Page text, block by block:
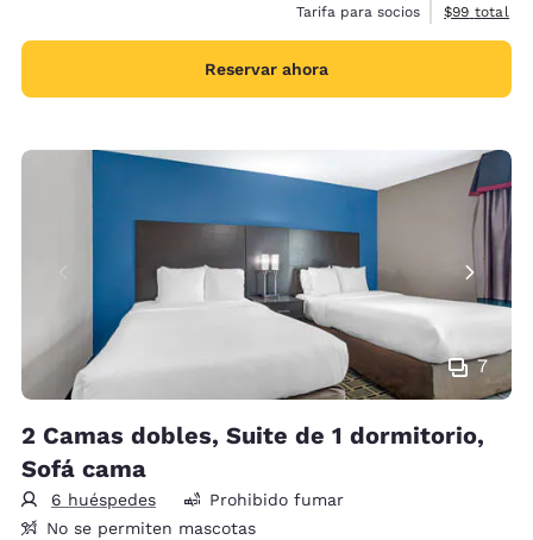
Tarifa para socios
Ver
$99 total
Reservar ahora
7
2 Camas dobles, Suite de 1 dormitorio,
Sofá cama
6 huéspedes
Prohibido fumar
No se permiten mascotas